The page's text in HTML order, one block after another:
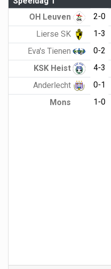
OH Leuven
2-0
Lierse SK
1-3
Eva's Tienen
0-2
KSK Heist
4-3
Anderlecht
0-1
Mons
1-0